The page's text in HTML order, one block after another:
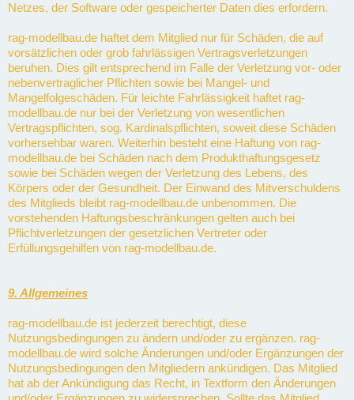
Netzes, der Software oder gespeicherter Daten dies erfordern.
rag-modellbau.de haftet dem Mitglied nur für Schäden, die auf
vorsätzlichen oder grob fahrlässigen Vertragsverletzungen
beruhen. Dies gilt entsprechend im Falle der Verletzung vor- oder
nebenvertraglicher Pflichten sowie bei Mangel- und
Mangelfolgeschäden. Für leichte Fahrlässigkeit haftet rag-
modellbau.de nur bei der Verletzung von wesentlichen
Vertragspflichten, sog. Kardinalspflichten, soweit diese Schäden
vorhersehbar waren. Weiterhin besteht eine Haftung von rag-
modellbau.de bei Schäden nach dem Produkthaftungsgesetz
sowie bei Schäden wegen der Verletzung des Lebens, des
Körpers oder der Gesundheit. Der Einwand des Mitverschuldens
des Mitglieds bleibt rag-modellbau.de unbenommen. Die
vorstehenden Haftungsbeschränkungen gelten auch bei
Pflichtverletzungen der gesetzlichen Vertreter oder
Erfüllungsgehilfen von rag-modellbau.de.
9. Allgemeines
rag-modellbau.de ist jederzeit berechtigt, diese
Nutzungsbedingungen zu ändern und/oder zu ergänzen. rag-
modellbau.de wird solche Änderungen und/oder Ergänzungen der
Nutzungsbedingungen den Mitgliedern ankündigen. Das Mitglied
hat ab der Ankündigung das Recht, in Textform den Änderungen